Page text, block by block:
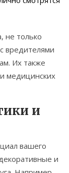
не только
вредителями
Их также
медицинских
и
вашего
и